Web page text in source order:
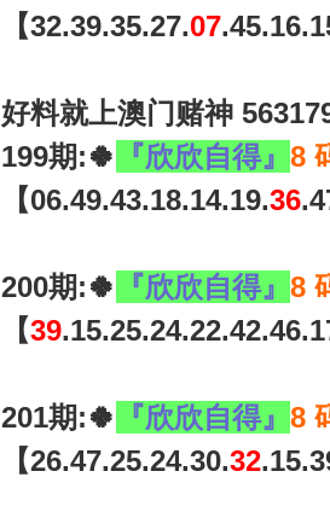
【32.39.35.27.07
好料就上澳门赌神
199期:🍀
『欣欣自得』 8
【06.49.43.18.14.19.36
200期:🍀 『欣欣自得』 8
【39
201期:🍀 『欣欣自得』 8
【26.47.25.24.30.32